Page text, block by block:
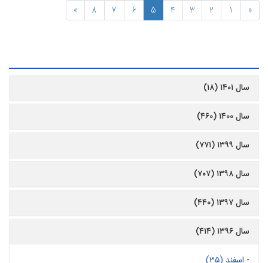
سال ۱۴۰۱ (۱۸)
سال ۱۴۰۰ (۴۶۰)
سال ۱۳۹۹ (۷۷۱)
سال ۱۳۹۸ (۷۰۷)
سال ۱۳۹۷ (۴۴۰)
سال ۱۳۹۶ (۴۱۴)
اسفند (۳۵)